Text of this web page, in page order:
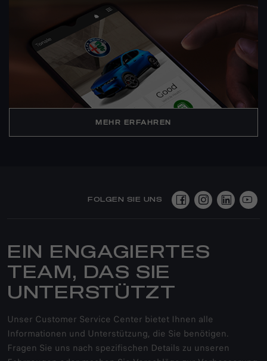
MEHR ERFAHREN
FOLGEN SIE UNS
EIN ENGAGIERTES
TEAM, DAS SIE
UNTERSTÜTZT
Unser Customer Service Center bietet Ihnen alle
Informationen und Unterstützung, die Sie benötigen.
Fragen Sie uns nach spezifischen Details zu unseren